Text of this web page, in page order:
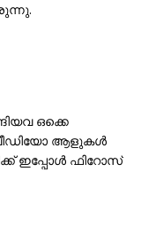
ഒക്കെ
വീഡിയോ ആളുകള്‍
ഇപ്പോള്‍ ഫിറോസ്‌